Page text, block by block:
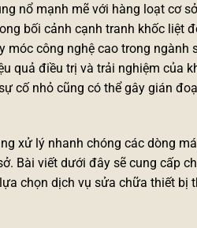
nổ mạnh mẽ với hàng loạt cơ
bối cảnh cạnh tranh khốc liệt
công nghệ cao trong ngành
quả điều trị và trải nghiệm của
cố nhỏ cũng có thể gây gián
xử lý nhanh chóng các dòng
Bài viết dưới đây sẽ cung cấp
chọn dịch vụ sửa chữa thiết bị